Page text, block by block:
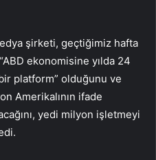
şirketi, geçtiğimiz hafta
ekonomisine yılda 24
platform” olduğunu ve
Amerikalının ifade
yedi milyon işletmeyi